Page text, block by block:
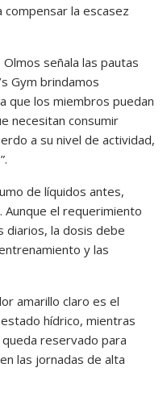
la escasez
señala las pautas
Gym brindamos
que los miembros puedan
necesitan consumir
a su nivel de actividad,
de líquidos antes,
el requerimiento
diarios, la dosis debe
y las
amarillo claro es el
hídrico, mientras
reservado para
las jornadas de alta